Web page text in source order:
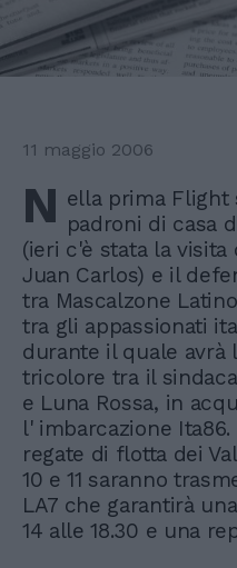
11 maggio 2006
N ella prima Flight
padroni di casa
(ieri c'è stata la visita
Juan Carlos) e il
tra Mascalzone
tra gli appassionati
durante il quale avrà
tricolore tra il
e Luna Rossa, in
l' imbarcazione
regate di flotta dei
10 e 11 saranno
LA7 che garantirà
14 alle 18.30 e una